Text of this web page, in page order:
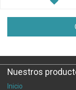
Nuestros
Inicio